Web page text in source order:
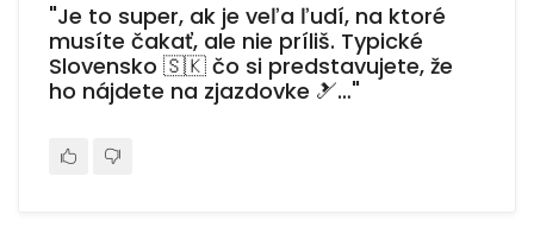
"Je to super, ak je veľa ľudí, na ktoré
musíte čakať, ale nie príliš. Typické
Slovensko 🇸🇰 čo si predstavujete, že
ho nájdete na zjazdovke 🎿…"